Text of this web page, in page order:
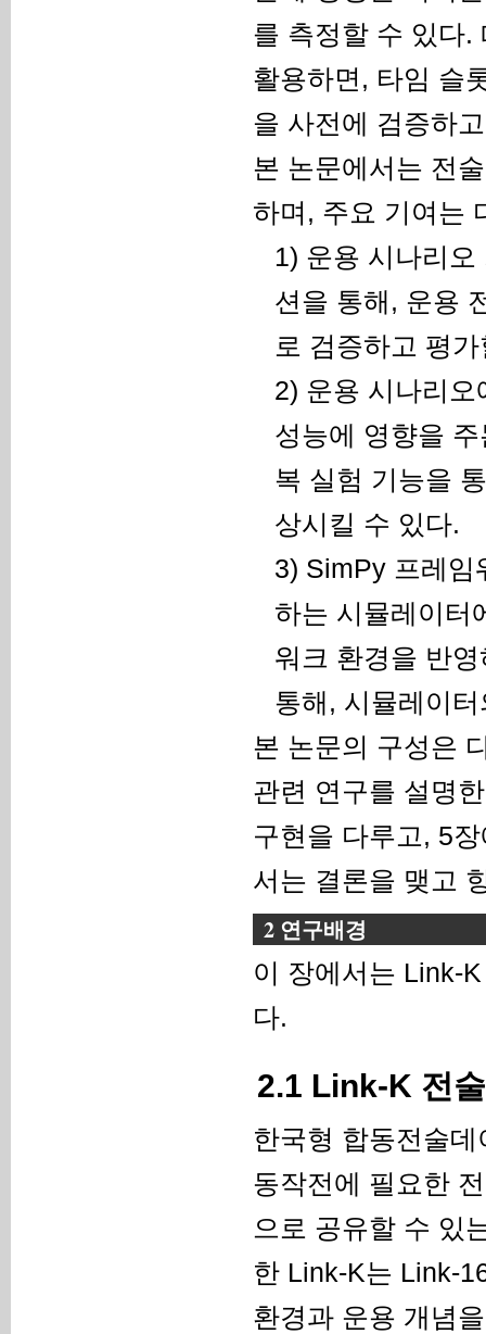
를 측정할 수 있다.
활용하면, 타임 슬
을 사전에 검증하
본 논문에서는 전
하며, 주요 기여는
1) 운용 시나리
션을 통해, 운용
로 검증하고 평
2) 운용 시나리
성능에 영향을
복 실험 기능을
상시킬 수 있다.
3) SimPy 프레임
하는 시뮬레이터
워크 환경을 반
통해, 시뮬레이
본 논문의 구성은
관련 연구를 설명
구현을 다루고, 5
서는 결론을 맺고
2 연구배경
이 장에서는 Link-
다.
2.1 Link-K 전
한국형 합동전술
동작전에 필요한
으로 공유할 수 있
한 Link-K는 Link-
환경과 운용 개념